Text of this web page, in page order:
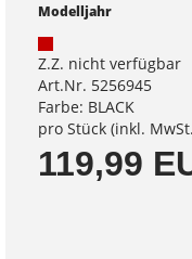
Modelljahr
Z.Z. nicht verfügbar
Art.Nr. 5256945
Farbe: BLACK
pro Stück (inkl.
119,99